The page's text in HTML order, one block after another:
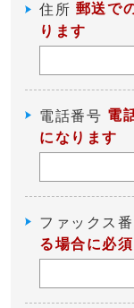
住所 郵送で
ります
電話番号 電
になります
ファックス
る場合に必